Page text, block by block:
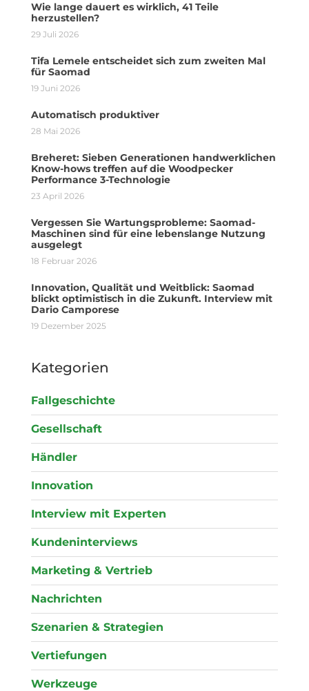
Wie lange dauert es wirklich, 41 Teile
herzustellen?
29 Juli 2026
Tifa Lemele entscheidet sich zum zweiten Mal
für Saomad
19 Juni 2026
Automatisch produktiver
28 Mai 2026
Breheret: Sieben Generationen handwerklichen
Know-hows treffen auf die Woodpecker
Performance 3-Technologie
23 April 2026
Vergessen Sie Wartungsprobleme: Saomad-
Maschinen sind für eine lebenslange Nutzung
ausgelegt
18 Februar 2026
Innovation, Qualität und Weitblick: Saomad
blickt optimistisch in die Zukunft. Interview mit
Dario Camporese
19 Dezember 2025
Kategorien
Fallgeschichte
Gesellschaft
Händler
Innovation
Interview mit Experten
Kundeninterviews
Marketing & Vertrieb
Nachrichten
Szenarien & Strategien
Vertiefungen
Werkzeuge